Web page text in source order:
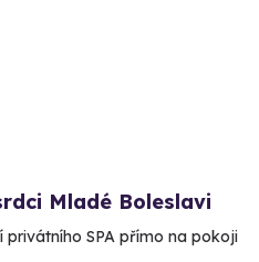
Mladé Boleslavi
privátního SPA přímo na pokoji